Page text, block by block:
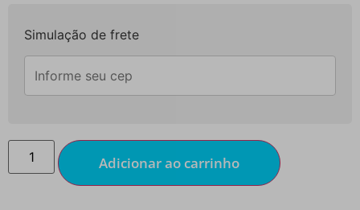
Simulação de frete
Adicionar ao carrinho